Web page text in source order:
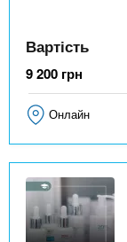
Вартість
9 200 грн
Онлайн